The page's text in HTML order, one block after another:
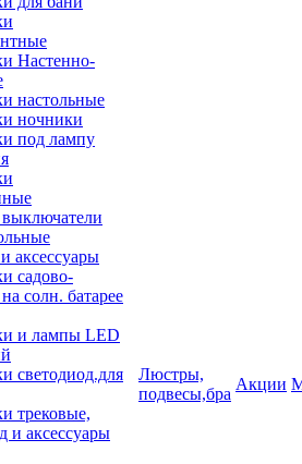
Настенно-
настольные
ночники
под лампу
аксессуары
садово-
солн. батарее
и лампы LED
светодиод.для
трековые,
и аксессуары
Люстры,
подвесы,бра
Акции